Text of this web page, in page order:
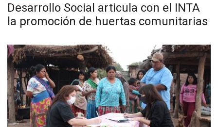
Desarrollo Social articula con el INTA
la promoción de huertas comunitarias